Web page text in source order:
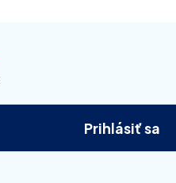
Prihlásiť sa